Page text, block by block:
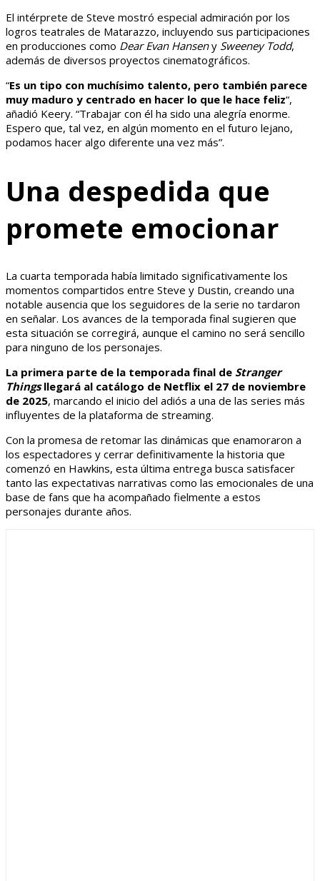
El intérprete de Steve mostró especial admiración por los
logros teatrales de Matarazzo, incluyendo sus participaciones
en producciones como Dear Evan Hanseny Sweeney Todd,
además de diversos proyectos cinematográficos.
“Es un tipo con muchísimo talento, pero también parece
muy maduro y centrado en hacer lo que le hace feliz“,
añadió Keery. “Trabajar con él ha sido una alegría enorme.
Espero que, tal vez, en algún momento en el futuro lejano,
podamos hacer algo diferente una vez más”.
Una despedida que
promete emocionar
La cuarta temporada había limitado significativamente los
momentos compartidos entre Steve y Dustin, creando una
notable ausencia que los seguidores de la serie no tardaron
en señalar. Los avances de la temporada final sugieren que
esta situación se corregirá, aunque el camino no será sencillo
para ninguno de los personajes.
La primera parte de la temporada final de Stranger
Thingsllegará al catálogo de Netflix el 27 de noviembre
de 2025, marcando el inicio del adiós a una de las series más
influyentes de la plataforma de streaming.
Con la promesa de retomar las dinámicas que enamoraron a
los espectadores y cerrar definitivamente la historia que
comenzó en Hawkins, esta última entrega busca satisfacer
tanto las expectativas narrativas como las emocionales de una
base de fans que ha acompañado fielmente a estos
personajes durante años.